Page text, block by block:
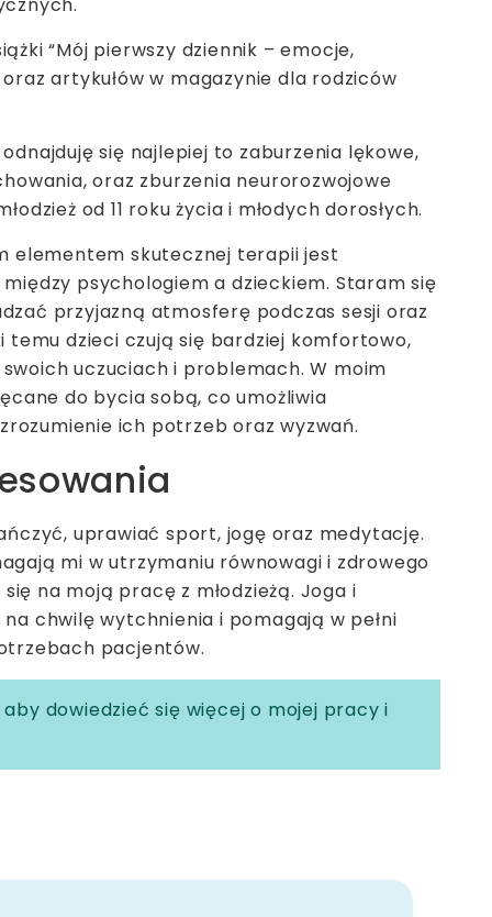
“Mój pierwszy dziennik – emocje,
artykułów w magazynie dla rodziców
się najlepiej to zaburzenia lękowe,
oraz zburzenia neurorozwojowe
od 11 roku życia i młodych dorosłych.
elementem skutecznej terapii jest
psychologiem a dzieckiem. Staram się
przyjazną atmosferę podczas sesji oraz
temu dzieci czują się bardziej komfortowo,
uczuciach i problemach. W moim
do bycia sobą, co umożliwia
ich potrzeb oraz wyzwań.
uprawiać sport, jogę oraz medytację.
mi w utrzymaniu równowagi i zdrowego
na moją pracę z młodzieżą. Joga i
chwilę wytchnienia i pomagają w pełni
pacjentów.
dowiedzieć się więcej o mojej pracy i